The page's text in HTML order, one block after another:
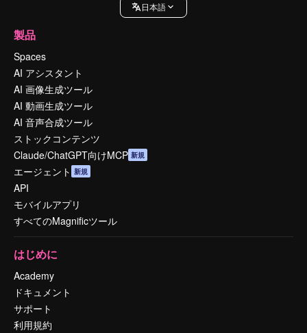
日本語
製品
Spaces
AI アシスタント
AI 画像生成ツール
AI 動画生成ツール
AI 音声合成ツール
ストックコンテンツ
Claude/ChatGPT向けMCP 新規
エージェント 新規
API
モバイルアプリ
すべてのMagnificツール
はじめに
Academy
ドキュメント
サポート
利用規約